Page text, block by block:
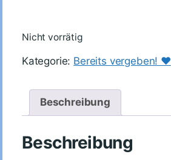
Nicht vorrätig
Kategorie: Bereits vergeben! ♥️
Beschreibung
Beschreibung